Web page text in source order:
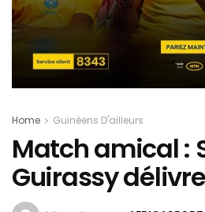
Home Guinéens D'ailleurs
Match amical :
Guirassy